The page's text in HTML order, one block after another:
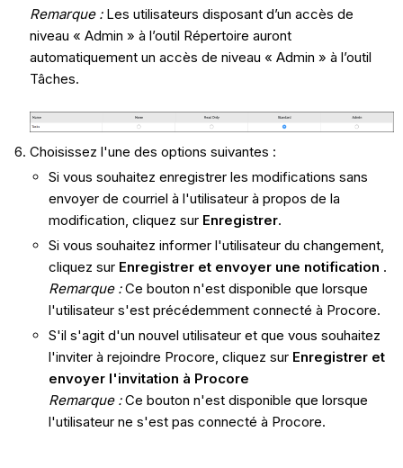
Remarque : Les utilisateurs disposant d’un accès de
niveau « Admin » à l’outil Répertoire auront
automatiquement un accès de niveau « Admin » à l’outil
Tâches.
Choisissez l'une des options suivantes :
Si vous souhaitez enregistrer les modifications sans
envoyer de courriel à l'utilisateur à propos de la
modification, cliquez sur Enregistrer.
Si vous souhaitez informer l'utilisateur du changement,
cliquez sur Enregistrer et envoyer une notification .
Remarque:Ce bouton n'est disponible que lorsque
l'utilisateur s'est précédemment connecté à Procore.
S'il s'agit d'un nouvel utilisateur et que vous souhaitez
l'inviter à rejoindre Procore, cliquez sur Enregistrer et
envoyer l'invitation à Procore
Remarque:Ce bouton n'est disponible que lorsque
l'utilisateur ne s'est pas connecté à Procore.